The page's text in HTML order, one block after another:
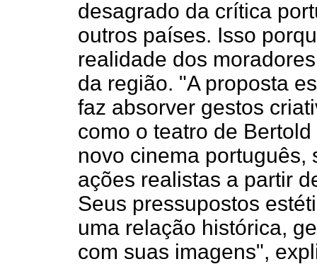
desagrado da crítica
outros países. Isso
realidade dos
da região. "A proposta
faz absorver gestos
como o teatro de
novo cinema português,
ações realistas a partir
Seus pressupostos
uma relação histórica,
com suas imagens",